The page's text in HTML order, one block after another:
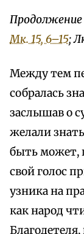
Мк. 15, 6–15;
Между тем
собралась
заслышав о
желали
быть может,
свой голос
узника на
как народ